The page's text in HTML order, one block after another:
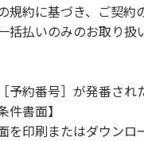
プ場の管理者や地元
規約に基づき、ご契
括払いのみのお取り扱
予約番号］が発番され
件書面】
を印刷またはダウンロ